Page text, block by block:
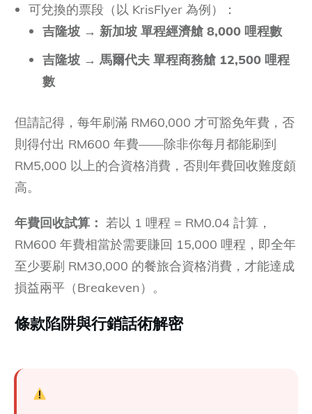
可兌換的票段（以 KrisFlyer 為例）：
吉隆坡 → 新加坡 單程經濟艙 8,000 哩程數
吉隆坡 → 馬爾代夫 單程商務艙 12,500 哩程
數
但請記得，每年刷滿 RM60,000 才可豁免年費，否
則得付出 RM600 年費——除非你每月都能刷到
RM5,000 以上的合資格消費，否則年費回收難度頗
高。
年費回收試算： 若以 1 哩程 = RM0.04 計算，
RM600 年費相當於需要賺回 15,000 哩程，即全年
至少要刷 RM30,000 的餐旅合資格消費，才能達成
損益兩平（Breakeven）。
條款陷阱與行銷話術解密